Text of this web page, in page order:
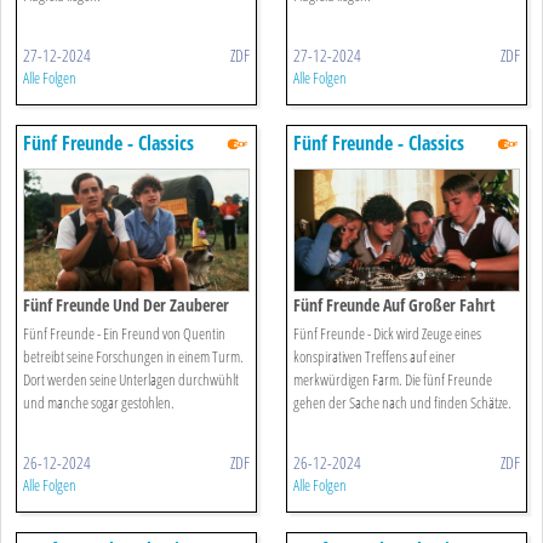
27-12-2024 ZDF
Alle Folgen
27-12-2024 ZDF
Alle Folgen
Fünf Freunde - Classics
Fünf Freunde Und Der Zauberer
Wu
Fünf Freunde - Ein Freund von Quentin
betreibt seine Forschungen in einem Turm.
Dort werden seine Unterlagen durchwühlt
und manche sogar gestohlen.
26-12-2024 ZDF
Alle Folgen
Fünf Freunde - Classics
Fünf Freunde Auf Großer Fahrt
Fünf Freunde - Dick wird Zeuge eines
konspirativen Treffens auf einer
merkwürdigen Farm. Die fünf Freunde
gehen der Sache nach und finden Schätze.
26-12-2024 ZDF
Alle Folgen